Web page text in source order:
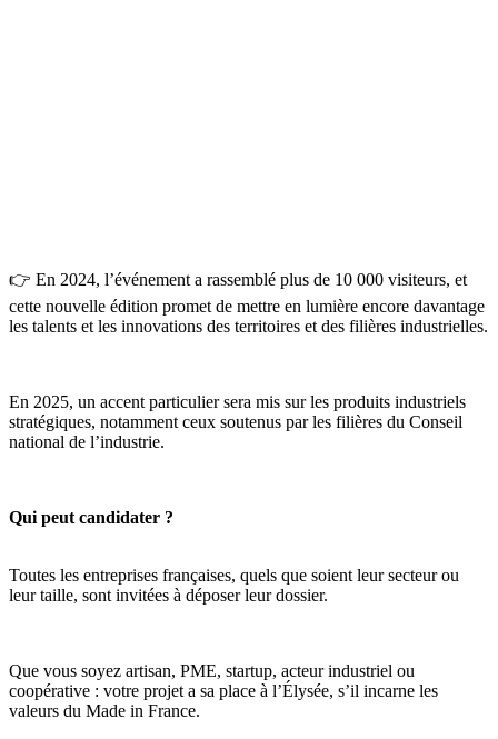
👉 En 2024, l’événement a rassemblé plus de 10 000 visiteurs, et
cette nouvelle édition promet de mettre en lumière encore davantage
les talents et les innovations des territoires et des filières industrielles.
En 2025, un accent particulier sera mis sur les produits industriels
stratégiques, notamment ceux soutenus par les filières du Conseil
national de l’industrie.
Qui peut candidater ?
Toutes les entreprises françaises, quels que soient leur secteur ou
leur taille, sont invitées à déposer leur dossier.
Que vous soyez artisan, PME, startup, acteur industriel ou
coopérative : votre projet a sa place à l’Élysée, s’il incarne les
valeurs du Made in France.